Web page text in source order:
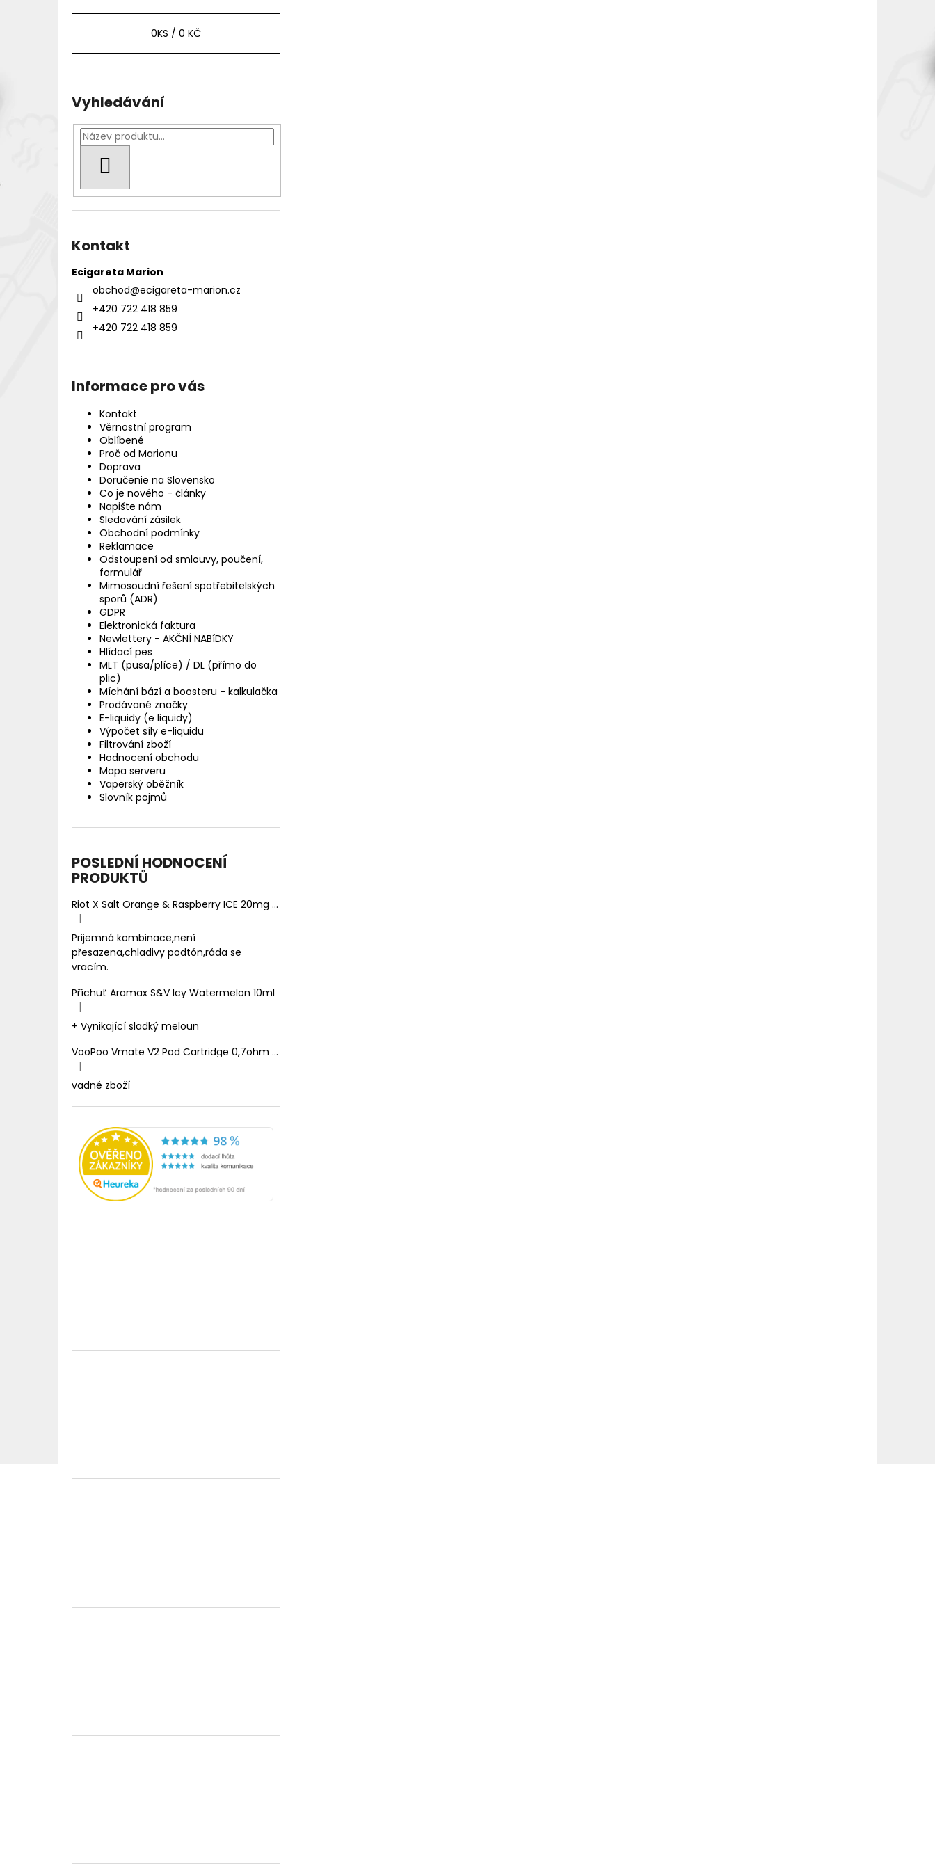
0KS / 0 KČ
Vyhledávání
Kontakt
Ecigareta Marion
obchod@ecigareta-marion.cz
+420 722 418 859
+420 722 418 859
Informace pro vás
Kontakt
Věrnostní program
Oblíbené
Proč od Marionu
Doprava
Doručenie na Slovensko
Co je nového - články
Napište nám
Sledování zásilek
Obchodní podmínky
Reklamace
Odstoupení od smlouvy, poučení,
formulář
Mimosoudní řešení spotřebitelských
sporů (ADR)
GDPR
Elektronická faktura
Newlettery - AKČNÍ NABíDKY
Hlídací pes
MLT (pusa/plíce) / DL (přímo do
plic)
Míchání bází a boosteru - kalkulačka
Prodávané značky
E-liquidy (e liquidy)
Výpočet síly e-liquidu
Filtrování zboží
Hodnocení obchodu
Mapa serveru
Vaperský oběžník
Slovník pojmů
POSLEDNÍ HODNOCENÍ
PRODUKTŮ
Riot X Salt Orange & Raspberry ICE 20mg
Ledový pomeranč a malina
Hodnocení produktu je 5 z 5 hvězdiček.
|
Prijemná kombinace,není
přesazena,chladivy podtón,ráda se
vracím.
Příchuť Aramax S&V Icy Watermelon 10ml
Hodnocení produktu je 5 z 5 hvězdiček.
|
+ Vynikající sladký meloun
VooPoo Vmate V2 Pod Cartridge 0,7ohm 2ml
Hodnocení produktu je 1 z 5 hvězdiček.
|
vadné zboží